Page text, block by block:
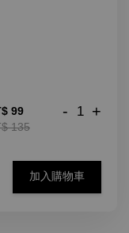
99
135
- +
加入購物車